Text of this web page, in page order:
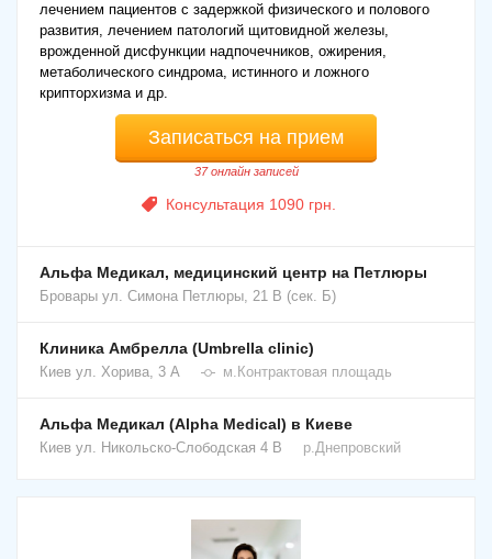
лечением пациентов с задержкой физического и полового
развития, лечением патологий щитовидной железы,
врожденной дисфункции надпочечников, ожирения,
метаболического синдрома, истинного и ложного
крипторхизма и др.
Записаться на прием
37 онлайн записей
Консультация 1090 грн.
Альфа Медикал, медицинский центр на Петлюры
Бровары ул. Симона Петлюры, 21 В (сек. Б)
Клиника Амбрелла (Umbrella clinic)
Киев ул. Хорива, 3 А м.Контрактовая площадь
Альфа Медикал (Alpha Medical) в Киеве
Киев ул. Никольско-Слободская 4 В р.Днепровский